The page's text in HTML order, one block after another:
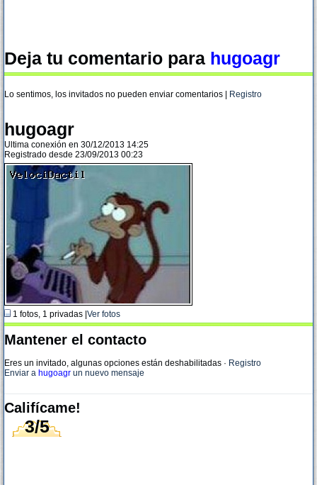
Deja tu comentario para hugoagr
Lo sentimos, los invitados no pueden enviar comentarios | Registro
hugoagr
Ultima conexión en 30/12/2013 14:25
Registrado desde 23/09/2013 00:23
1 fotos, 1 privadas | Ver fotos
Mantener el contacto
Eres un invitado, algunas opciones están deshabilitadas · Registro
Enviar a hugoagr un nuevo mensaje
Califícame!
3/5